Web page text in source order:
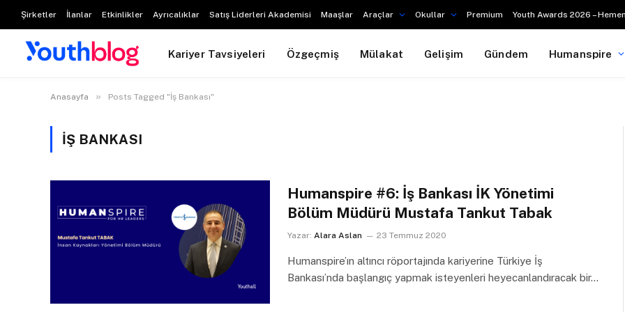
Şirketler İlanlar Etkinlikler Ayrıcalıklar Satış Liderleri Akademisi Maaşlar Araçlar Okullar Premium Youth Awards 2026 –
Kariyer Tavsiyeleri Özgeçmiş Mülakat Gelişim Gündem Humanspire
Anasayfa » Posts Tagged "İş Bankası"
İŞ BANKASI
Humanspire #6: İş Bankası İK Yönetimi
Bölüm Müdürü Mustafa Tankut Tabak
Yazar: Alara Aslan 23 Temmuz 2020
Humanspire’ın altıncı röportajında kariyerine Türkiye İş
Bankası’nda başlangıç yapmak isteyenleri heyecanlandıracak bir…